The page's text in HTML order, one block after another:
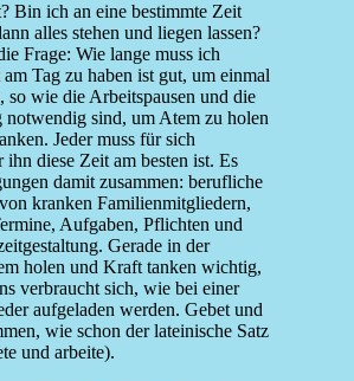
Bin ich an eine bestimmte Zeit
alles stehen und liegen lassen?
Frage: Wie lange muss ich
Tag zu haben ist gut, um einmal
so wie die Arbeitspausen und die
sind, um Atem zu holen
Jeder muss für sich
diese Zeit am besten ist. Es
damit zusammen: berufliche
kranken Familienmitgliedern,
Aufgaben, Pflichten und
Gerade in der
holen und Kraft tanken wichtig,
verbraucht sich, wie bei einer
aufgeladen werden. Gebet und
wie schon der lateinische Satz
und arbeite).